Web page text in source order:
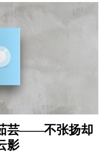
芸——不张扬却
影